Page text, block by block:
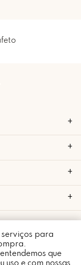
serviços para
que
Whatsapp
+
+
+
+
0001-24 • todos os